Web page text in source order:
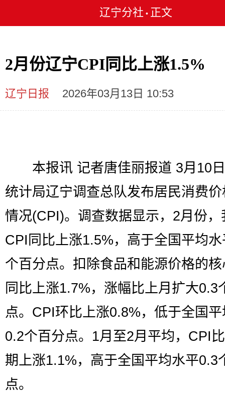
辽宁分社 • 正文
2月份辽宁CPI同比上涨1.5%
辽宁日报 2026年03月13日 10:53
本报讯 记者唐佳丽报道 3月10
统计局辽宁调查总队发布居民消费
情况(CPI)。调查数据显示，2月份，
CPI同比上涨1.5%，高于全国平均
个百分点。扣除食品和能源价格的
同比上涨1.7%，涨幅比上月扩大0.3
点。CPI环比上涨0.8%，低于全国
0.2个百分点。1月至2月平均，CPI
期上涨1.1%，高于全国平均水平0.3
点。